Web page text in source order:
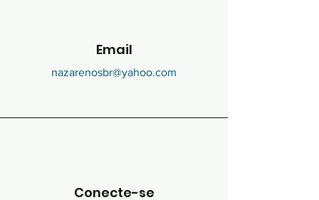
Email
nazarenosbr@yahoo.com
Conecte-se